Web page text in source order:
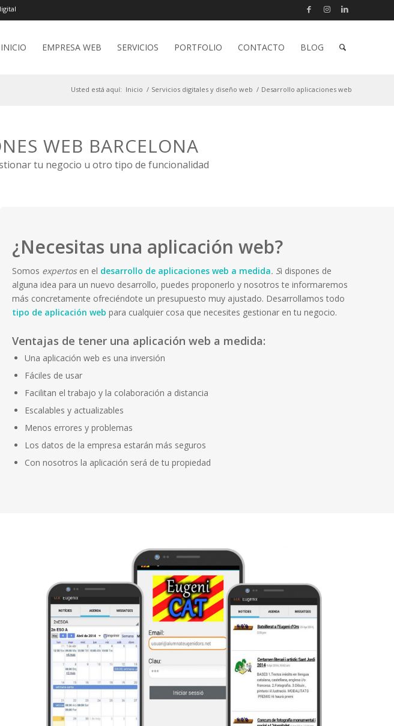
INICIO EMPRESA WEB SERVICIOS PORTFOLIO CONTACTO BLOG
Usted está aquí: Inicio / Servicios digitales y diseño web / Desarrollo aplicaciones web
WEB BARCELONA
tu negocio u otro tipo de funcionalidad
¿Necesitas una aplicación web?
Somos expertos en el desarrollo de aplicaciones web a medida. Si dispones de
alguna idea para un nuevo desarrollo, puedes proponerlo y nosotros te informaremos
más concretamente ofreciéndote un presupuesto muy ajustado. Desarrollamos todo
tipo de aplicación web para cualquier cosa que necesites gestionar en tu negocio.
Ventajas de tener una aplicación web a medida:
Una aplicación web es una inversión
Fáciles de usar
Facilitan el trabajo y la colaboración a distancia
Escalables y actualizables
Menos errores y problemas
Los datos de la empresa estarán más seguros
Con nosotros la aplicación será de tu propiedad